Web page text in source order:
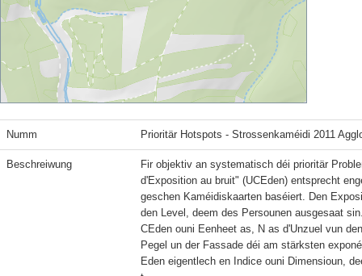
Numm Prioritär Hotspots - Strossenkaméidi 2011
Beschreiwung
Fir objektiv an systematisch déi prioritär
d'Exposition au bruit" (UCEden) entsprecht
geschen Kaméidiskaarten baséiert. Den
den Level, deem des Persounen ausgesaat
CEden ouni Eenheet as, N as d'Unzuel vun
Pegel un der Fassade déi am stärksten
Eden eigentlech en Indice ouni Dimensioun,